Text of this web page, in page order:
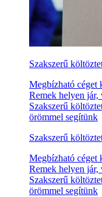
Szakszerű
Megbízható céget
Remek helyen
Szakszerű
örömmel segítünk
Szakszerű
Megbízható céget
Remek helyen
Szakszerű
örömmel segítünk